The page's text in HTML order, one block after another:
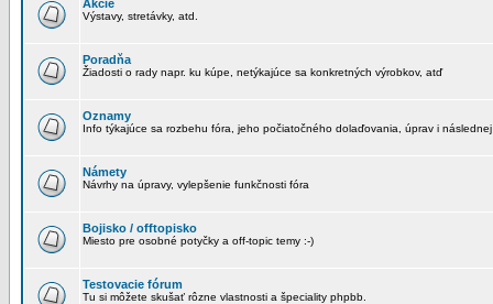
Akcie
Výstavy, stretávky, atd.
Poradňa
Žiadosti o rady napr. ku kúpe, netýkajúce sa konkretných výrobkov, atď
Oznamy
Info týkajúce sa rozbehu fóra, jeho počiatočného dolaďovania, úprav i následnej
Námety
Návrhy na úpravy, vylepšenie funkčnosti fóra
Bojisko / offtopisko
Miesto pre osobné potyčky a off-topic temy :-)
Testovacie fórum
Tu si môžete skušať rôzne vlastnosti a špeciality phpbb.